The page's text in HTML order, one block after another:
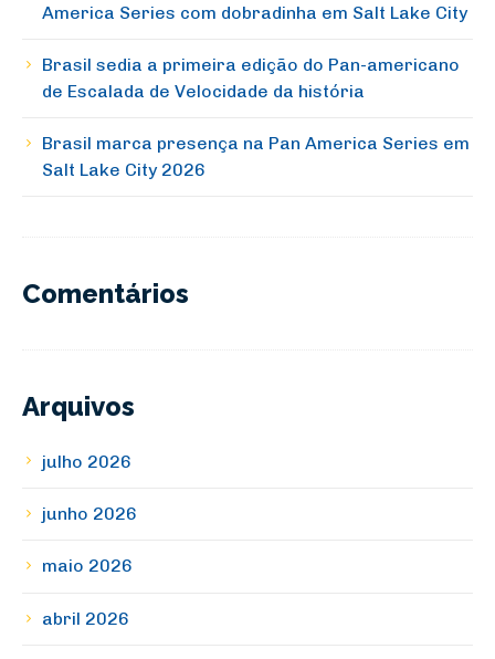
America Series com dobradinha em Salt Lake City
Brasil sedia a primeira edição do Pan-americano
de Escalada de Velocidade da história
Brasil marca presença na Pan America Series em
Salt Lake City 2026
Comentários
Arquivos
julho 2026
junho 2026
maio 2026
abril 2026